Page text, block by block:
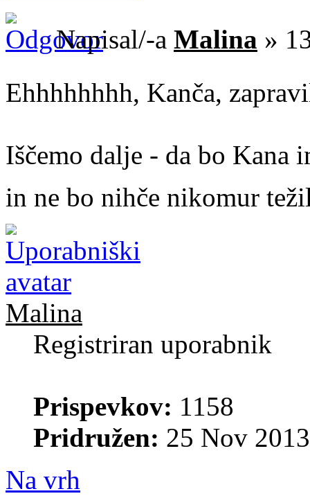
Napisal/-a Malina »
Ehhhhhhhh, Kanča,
Iščemo dalje - da bo Kana
in ne bo nihče nikomur
Malina
Registriran uporabnik
Prispevkov: 1158
Pridružen: 25 Nov
Na vrh